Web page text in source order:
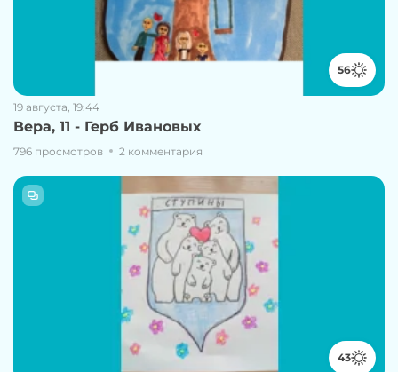
56
19 августа, 19:44
Вера, 11 - Герб Ивановых
796 просмотров 2 комментария
43